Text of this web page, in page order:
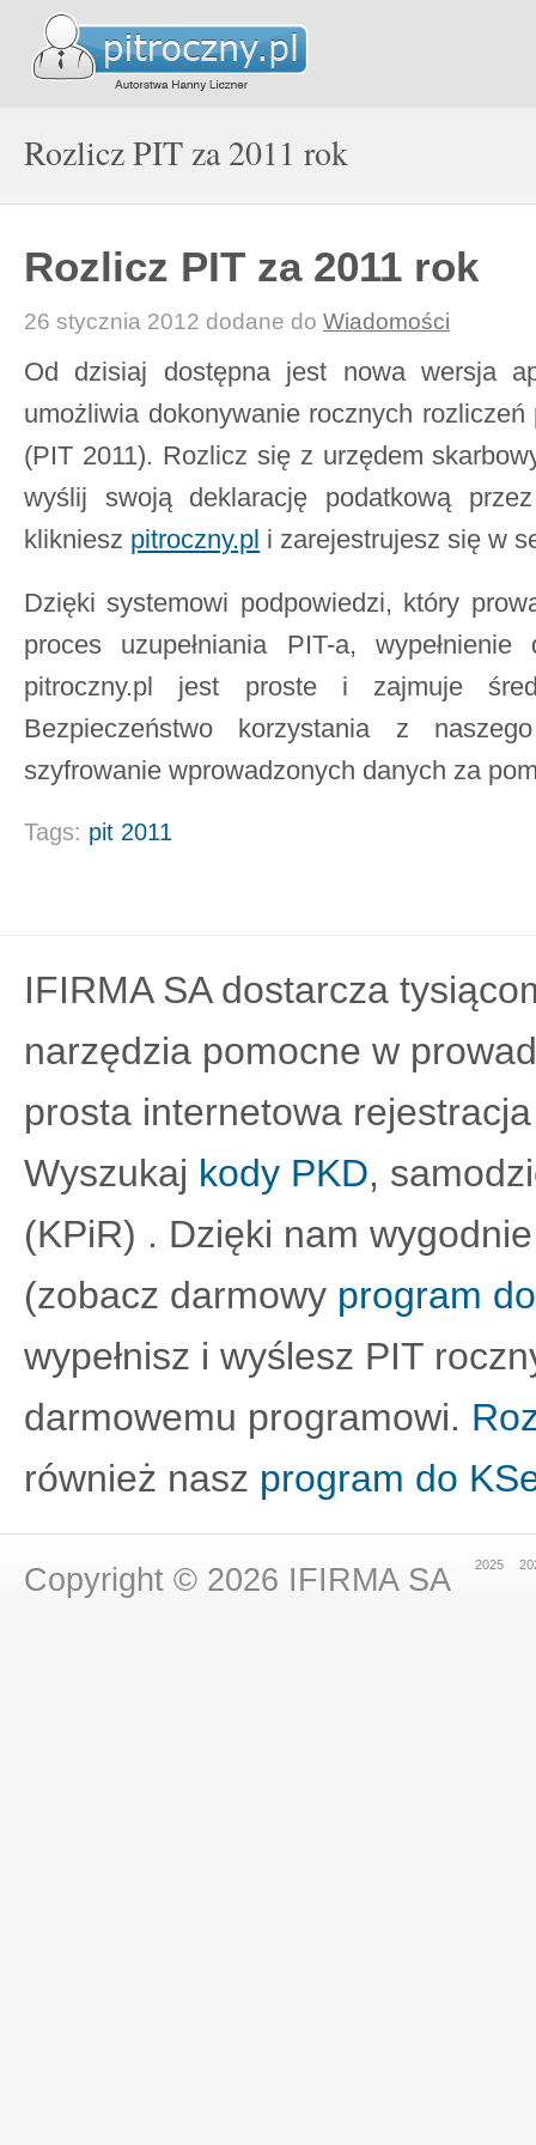
Rozlicz PIT za 2011 rok
Rozlicz PIT za 2011 rok
26 stycznia 2012 dodane do Wiadomości
Od dzisiaj dostępna jest nowa wersja
umożliwia dokonywanie rocznych
(PIT 2011). Rozlicz się z urzędem
wyślij swoją deklarację podatkową
klikniesz pitroczny.pl i zarejestrujesz się w
Dzięki systemowi podpowiedzi, który
proces uzupełniania PIT-a,
pitroczny.pl jest proste i zajmuje
Bezpieczeństwo korzystania z
szyfrowanie wprowadzonych danych za
Tags: pit 2011
IFIRMA SA dostarcza
narzędzia pomocne w
prosta internetowa
Wyszukaj kody PKD,
(KPiR) . Dzięki nam
(zobacz darmowy program
wypełnisz i wyślesz PIT
darmowemu programowi.
również nasz program do
2025
Copyright © 2026 IFIRMA SA